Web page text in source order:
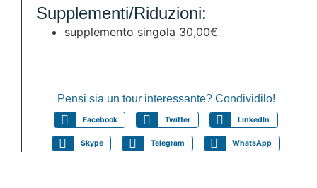
Supplementi/Riduzioni:
supplemento singola 30,00€
Pensi sia un tour interessante? Condividilo!
Facebook Twitter LinkedIn
Skype Telegram WhatsApp